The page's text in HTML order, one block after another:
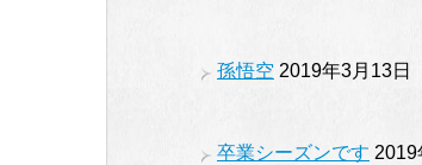
孫悟空 2019年3月13日
卒業シーズンです 2019